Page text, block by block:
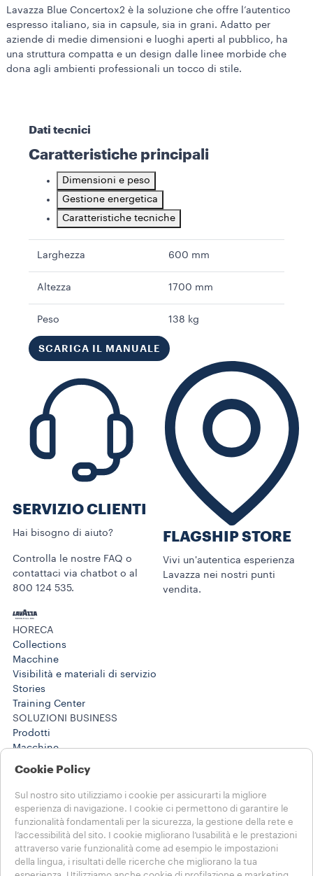
Lavazza Blue Concertox2 è la soluzione che offre l’autentico
espresso italiano, sia in capsule, sia in grani. Adatto per
aziende di medie dimensioni e luoghi aperti al pubblico, ha
una struttura compatta e un design dalle linee morbide che
dona agli ambienti professionali un tocco di stile.
Dati tecnici
Caratteristiche principali
Dimensioni e peso
Gestione energetica
Caratteristiche tecniche
Larghezza 600 mm
Altezza 1700 mm
Peso 138 kg
SCARICA IL MANUALE
SERVIZIO CLIENTI​
Hai bisogno di aiuto?​
Controlla le nostre FAQ o
contattaci via chatbot o al
800 124 535.
FLAGSHIP STORE
Vivi un'autentica esperienza
Lavazza nei nostri punti
vendita.
HORECA
Collections
Macchine
Visibilità e materiali di servizio
Stories
Training Center
SOLUZIONI BUSINESS
Prodotti
Macchine
Stories
AIUTO E CONTATTI
FAQs
Contatti
800 806 068
800 806 068
NOTE LEGALI E PRIVACY
Termini di utilizzo
Cookie Policy
Sul nostro sito utilizziamo i cookie per assicurarti la migliore
esperienza di navigazione. I cookie ci permettono di garantire le
funzionalità fondamentali per la sicurezza, la gestione della rete e
l’accessibilità del sito. I cookie migliorano l’usabilità e le prestazioni
attraverso varie funzionalità come ad esempio le impostazioni
della lingua, i risultati delle ricerche che migliorano la tua